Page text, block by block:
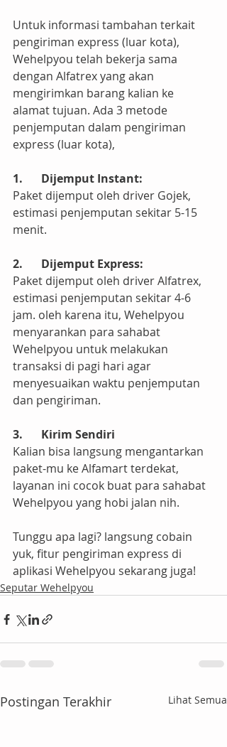
Untuk informasi tambahan terkait
pengiriman express (luar kota),
Wehelpyou telah bekerja sama
dengan Alfatrex yang akan
mengirimkan barang kalian ke
alamat tujuan. Ada 3 metode
penjemputan dalam pengiriman
express (luar kota),
1.	Dijemput Instant:
Paket dijemput oleh driver Gojek,
estimasi penjemputan sekitar 5-15
menit.
2.	Dijemput Express:
Paket dijemput oleh driver Alfatrex,
estimasi penjemputan sekitar 4-6
jam. oleh karena itu, Wehelpyou
menyarankan para sahabat
Wehelpyou untuk melakukan
transaksi di pagi hari agar
menyesuaikan waktu penjemputan
dan pengiriman.
3.	Kirim Sendiri
Kalian bisa langsung mengantarkan
paket-mu ke Alfamart terdekat,
layanan ini cocok buat para sahabat
Wehelpyou yang hobi jalan nih.
Tunggu apa lagi? langsung cobain
yuk, fitur pengiriman express di
aplikasi Wehelpyou sekarang juga!
Seputar Wehelpyou
Postingan Terakhir Lihat Semua